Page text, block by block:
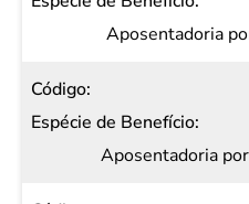
deAposentadoria
Aposentadoria